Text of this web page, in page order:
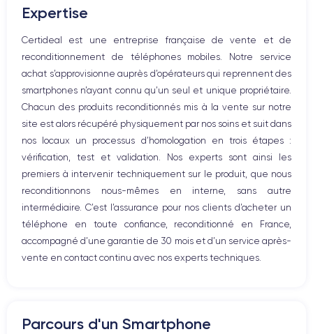
Apple A10 Fusion 4
Nom GPU
PowerVR GT7600 GPU
Fréq. processeur
2.23 GHz
12 MP 7 MP
Résolution vidéo
4K - 3840x2160px
Recharge rapide
Non
Batterie Dual SIM
Réseau mobile
LTE/4G Oui, tous opérateurs
Haut parleur
Bouton Home
Bluetooth
WiFi
Réseau
Vibreur
Prise USB
Expertise
Certideal est une entreprise française de vente et de
reconditionnement de téléphones mobiles. Notre service
achat s’approvisionne auprès d’opérateurs qui reprennent des
smartphones n’ayant connu qu’un seul et unique propriétaire.
Chacun des produits reconditionnés mis à la vente sur notre
site est alors récupéré physiquement par nos soins et suit dans
nos locaux un processus d’homologation en trois étapes :
vérification, test et validation. Nos experts sont ainsi les
premiers à intervenir techniquement sur le produit, que nous
reconditionnons nous-mêmes en interne, sans autre
intermédiaire. C’est l’assurance pour nos clients d’acheter un
téléphone en toute confiance, reconditionné en France,
accompagné d’une garantie de 30 mois et d’un service après-
vente en contact continu avec nos experts techniques.
Parcours d'un Smartphone